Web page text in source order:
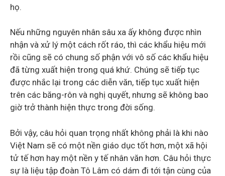
họ.
Nếu những nguyên nhân sâu xa ấy không được nhìn
nhận và xử lý một cách rốt ráo, thì các khẩu hiệu mới
rồi cũng sẽ có chung số phận với vô số các khẩu hiệu
đã từng xuất hiện trong quá khứ. Chúng sẽ tiếp tục
được nhắc lại trong các diễn văn, tiếp tục xuất hiện
trên các băng-rôn và nghị quyết, nhưng sẽ không bao
giờ trở thành hiện thực trong đời sống.
Bởi vậy, câu hỏi quan trọng nhất không phải là khi nào
Việt Nam sẽ có một nền giáo dục tốt hơn, một xã hội
tử tế hơn hay một nền y tế nhân văn hơn. Câu hỏi thực
sự là liệu tập đoàn Tô Lâm có dám đi tới tận cùng của